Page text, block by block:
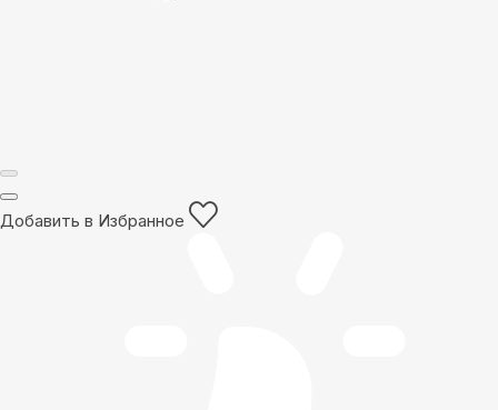
Добавить в Избранное